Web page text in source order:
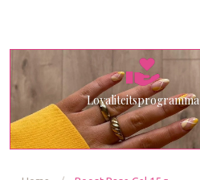
Loyaliteitsprogramma